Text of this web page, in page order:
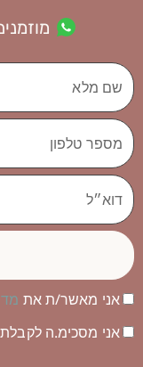
שם
מלא
מספר
טלפון
דוא״ל
אני מאשר/ת את
אני מסכימ.ה לקבלת